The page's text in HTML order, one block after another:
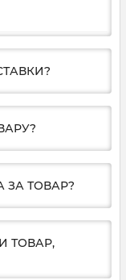
ЗА ТОВАР?
ТОВАР,